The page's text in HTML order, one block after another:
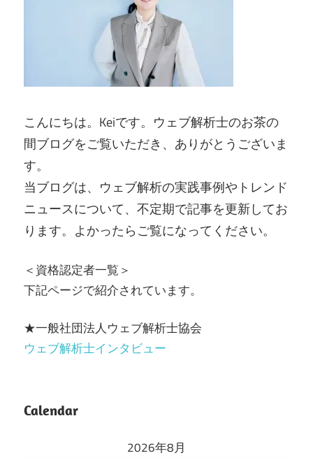
こんにちは。Keiです。ウェブ解析士のお茶の
間ブログをご覧いただき、ありがとうございま
す。
当ブログは、ウェブ解析の実践事例やトレンド
ニュースについて、不定期で記事を更新してお
ります。よかったらご覧になってください。
＜資格認定者一覧＞
下記ページで紹介されています。
★一般社団法人ウェブ解析士協会
ウェブ解析士インタビュー
Calendar
2026年8月